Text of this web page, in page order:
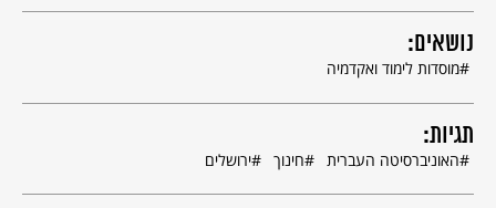
נושאים:
מוסדות לימוד ואקדמיה
תגיות:
האוניברסיטה העברית חינוך ירושלים